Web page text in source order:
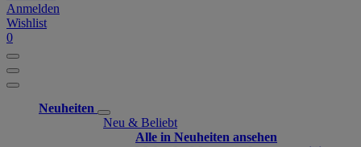
Anmelden
Wishlist
0
Neuheiten
Neu & Beliebt
Alle in Neuheiten ansehen